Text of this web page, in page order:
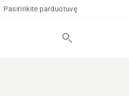
Pasirinkite parduotuvę